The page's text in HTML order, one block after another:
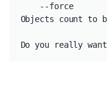
    --force
Objects count to
Do you really want